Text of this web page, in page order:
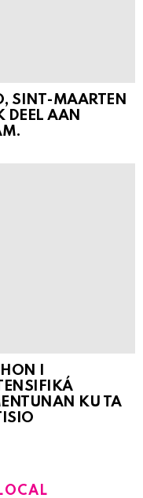
SINT-MAARTEN
DEEL AAN
I
KU TA